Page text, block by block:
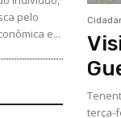
pelo
e...
terça-